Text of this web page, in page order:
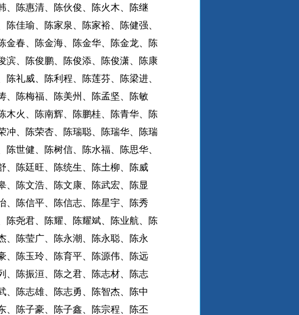
、陈惠清、陈伙俊、陈火木、陈继
佳瑜、陈家泉、陈家裕、陈健强、
金春、陈金海、陈金华、陈金龙、陈
滨、陈俊鹏、陈俊添、陈俊潇、陈康
礼威、陈利程、陈莲芬、陈梁进、
、陈梅福、陈美州、陈孟坚、陈敏
木火、陈南辉、陈鹏桂、陈青华、陈
冲、陈荣杏、陈瑞聪、陈瑞华、陈瑞
世健、陈树信、陈水福、陈思华、
、陈廷旺、陈统生、陈土柳、陈威
、陈文浩、陈文康、陈武宏、陈显
、陈信平、陈信志、陈星宇、陈秀
陈尧君、陈耀、陈耀斌、陈业航、陈
、陈莹广、陈永潮、陈永聪、陈永
、陈玉玲、陈育平、陈源伟、陈远
、陈振洹、陈之君、陈志材、陈志
、陈志雄、陈志勇、陈智杰、陈中
、陈子豪、陈子鑫、陈宗程、陈丕